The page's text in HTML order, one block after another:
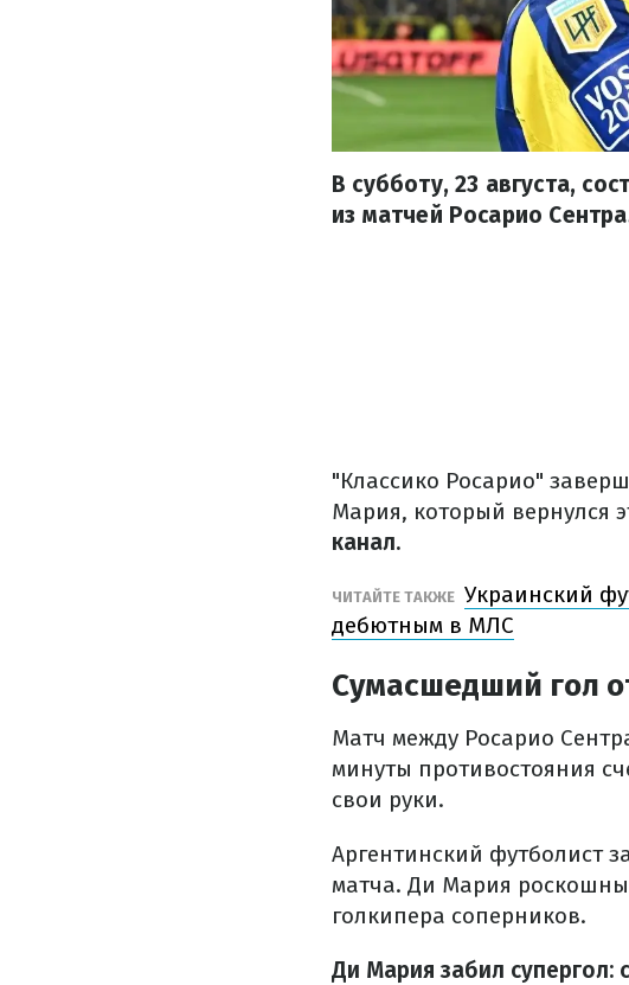
В субботу, 23 августа,
из матчей Росарио
"Классико Росарио"
Мария, который вернулся
канал.
ЧИТАЙТЕ ТАКЖЕ Украинский
дебютным в МЛС
Сумасшедший гол
Матч между Росарио
минуты противостояния
свои руки.
Аргентинский футболист
матча. Ди Мария
голкипера соперников.
Ди Мария забил супергол: